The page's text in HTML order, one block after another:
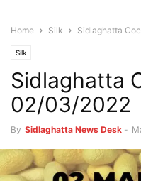
Home Silk Sidlaghatta
Silk
Sidlaghatta
02/03/2022
By Sidlaghatta News Desk -